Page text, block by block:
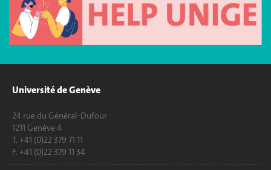
Université de Genève
24 rue du Général-Dufour
1211 Genève 4
T. +41 (0)22 379 71 11
F. +41 (0)22 379 11 34